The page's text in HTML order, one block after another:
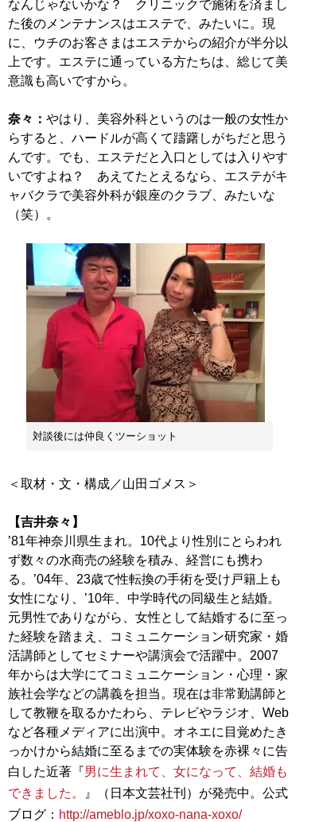
なんじゃないかな？ クリニックで施術を済まし
た後のメンテナンスはエステで、みたいに。現
に、ウチのお客さまはエステからの紹介が半分以
上です。エステに通っている方たちは、総じて美
意識も高いですから。
奈々： やはり、美容外科というのは一般の女性か
らすると、ハードルが高くて躊躇しがちだと思う
んです。でも、エステだと入口としては入りやす
いですよね？ あえてたとえるなら、エステがキ
ャバクラで美容外科が銀座のクラブ、みたいな
（笑）。
対談後には仲良くツーショット
＜取材・文・構成／山田ゴメス＞
【吉井奈々】
’81年神奈川県生まれ。10代より性別にとらわれ
ず数々の水商売の経験を積み、経営にも携わ
る。’04年、23歳で性転換の手術を受け戸籍上も
女性になり、’10年、中学時代の同級生と結婚。
元男性でありながら、女性として結婚するに至っ
た経験を踏まえ、コミュニケーション研究家・婚
活講師としてセミナーや講演会で活躍中。2007
年からは大学にてコミュニケーション・心理・家
族社会学などの講義を担当。現在は非常勤講師と
して教鞭を取るかたわら、テレビやラジオ、Web
など各種メディアに出演中。オネエに目覚めたき
っかけから結婚に至るまでの実体験を赤裸々に告
白した近著『男に生まれて、女になって、結婚も
できました。
』（日本文芸社刊）が発売中。公式
ブログ： http://ameblo.jp/xoxo-nana-xoxo/